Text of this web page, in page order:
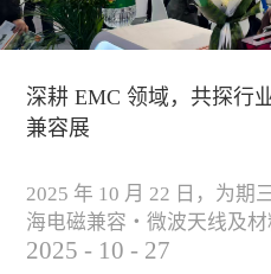
深耕 EMC 领域，共探行
兼容展
2025 年 10 月 22 日，为期
海电磁兼容・微波天线及
满落下帷幕。作为电磁兼
2025 - 10 - 27